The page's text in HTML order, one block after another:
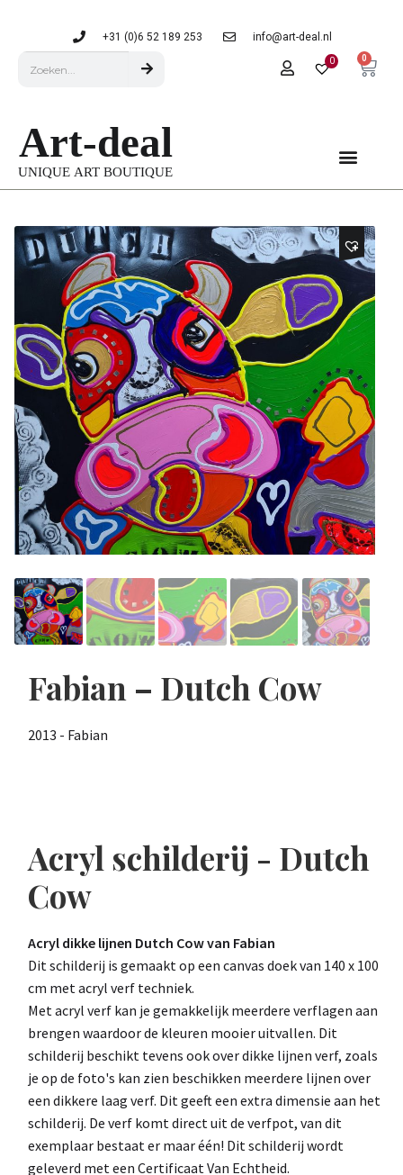
+31 (0)6 52 189 253 info@art-deal.nl
0 0
Fabian – Dutch Cow
2013 - Fabian
Acryl schilderij - Dutch
Cow
Acryl dikke lijnen Dutch Cow van Fabian
Dit schilderij is gemaakt op een canvas doek van 140 x 100
cm met acryl verf techniek.
Met acryl verf kan je gemakkelijk meerdere verflagen aan
brengen waardoor de kleuren mooier uitvallen. Dit
schilderij beschikt tevens ook over dikke lijnen verf, zoals
je op de foto's kan zien beschikken meerdere lijnen over
een dikkere laag verf. Dit geeft een extra dimensie aan het
schilderij. De verf komt direct uit de verfpot, van dit
exemplaar bestaat er maar één! Dit schilderij wordt
geleverd met een Certificaat Van Echtheid.